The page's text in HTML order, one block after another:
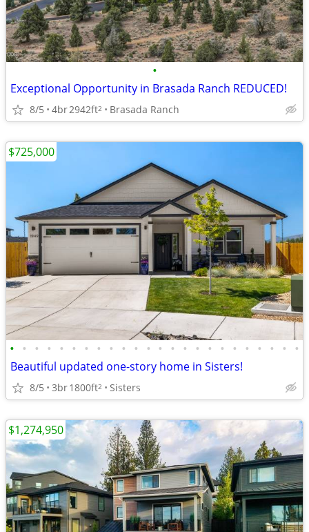
•
Exceptional Opportunity in Brasada Ranch REDUCED!
8/5 4br2942ft2 Brasada Ranch
• • • • • • • • • • • • • • • • • • • • • • • •
Beautiful updated one-story home in Sisters!
8/5 3br1800ft2 Sisters
$725,000
$1,274,950